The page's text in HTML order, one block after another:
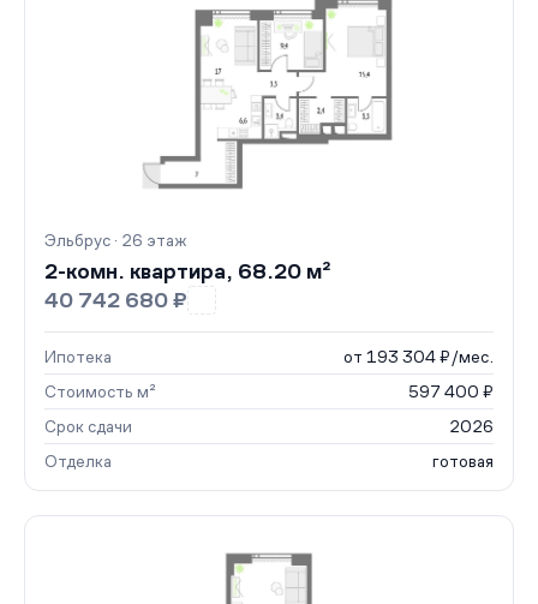
Эльбрус · 26 этаж
2-комн. квартира, 68.20 м²
40 742 680 ₽
Ипотека
от 193 304 ₽/мес.
Стоимость м²
597 400 ₽
Срок сдачи
2026
Отделка
готовая